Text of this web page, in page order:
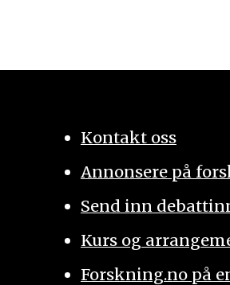
Kontakt oss
Annonsere på
Send inn
Kurs og
Forskning.no på